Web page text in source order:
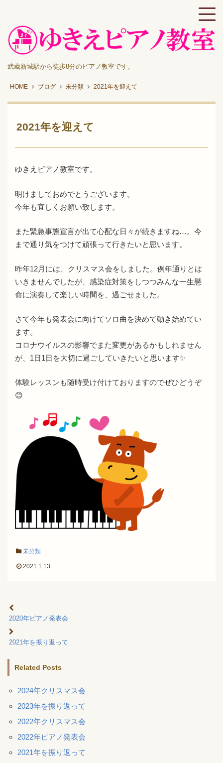
武蔵新城駅から徒歩8分のピアノ教室です。
HOME ブログ 未分類 2021年を迎えて
2021年を迎えて
ゆきえピアノ教室です。
明けましておめでとうございます。
今年も宜しくお願い致します。
また緊急事態宣言が出て心配な日々が続きますね…。今
まで通り気をつけて頑張って行きたいと思います。
昨年12月には、クリスマス会をしました。例年通りとは
いきませんでしたが、感染症対策をしつつみんな一生懸
命に演奏して楽しい時間を、過ごせました。
さて今年も発表会に向けてソロ曲を決めて動き始めてい
ます。
コロナウイルスの影響でまた変更があるかもしれません
が、1日1日を大切に過ごしていきたいと思います✨
体験レッスンも随時受け付けておりますのでぜひどうぞ
😊
未分類
2021.1.13
2020年ピアノ発表会
2021年を振り返って
Related Posts
2024年クリスマス会
2023年を振り返って
2022年クリスマス会
2022年ピアノ発表会
2021年を振り返って